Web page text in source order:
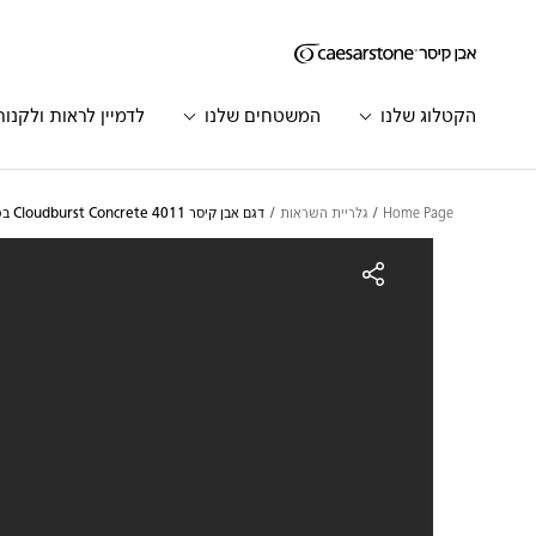
דילוג לתוכן המרכזי
הקטלוג שלנו המשטחים שלנו לדמיין לראות
Skip to Main Footer
Home Page גלריית השראות דגם אבן קיסר 4011 Cloudburst Concrete במטבח קיר אחד מודרני עם אי | 1996
דגם אבן קיסר 4011 Cloudburst Concrete במטבח קיר אחד מודרני עם אי | 1996